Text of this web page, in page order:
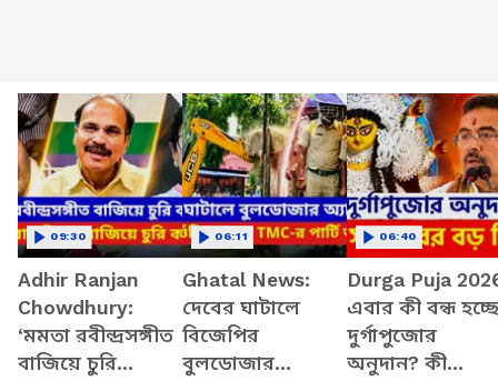
Adhir Ranjan
Chowdhury:
‘মমতা রবীন্দ্রসঙ্গীত
বাজিয়ে চুরি
09:30
Ghatal News:
দেবের ঘাটালে
বিজেপির
বুলডোজার
06:11
Durga Puja
এবার কী বন্ধ হচ্ছে
দুর্গাপুজোর
অনুদান? কী
06:40